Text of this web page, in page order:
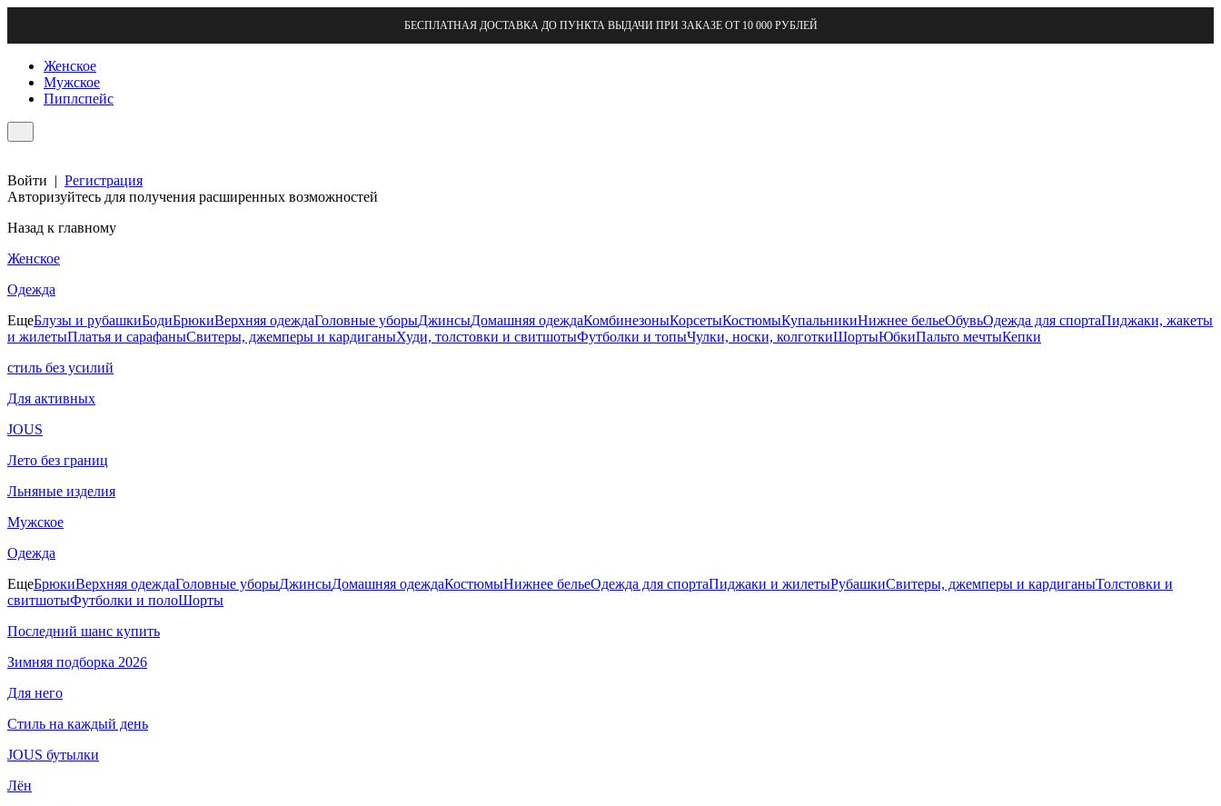
БЕСПЛАТНАЯ ДОСТАВКА ДО ПУНКТА ВЫДАЧИ ПРИ ЗАКАЗЕ ОТ 10 000 РУБЛЕЙ
Женское
Мужское
Пиплспейс
Войти | Регистрация
Авторизуйтесь для получения расширенных возможностей
Назад к главному
Женское
Одежда
ЕщеБлузы и рубашкиБодиБрюкиВерхняя одеждаГоловные уборыДжинсыДомашняя одеждаКомбинезоныКорсетыКостюмыКупальникиНижнее бельеОбувьОдежда для спортаПиджаки, жакеты
и жилетыПлатья и сарафаныСвитеры, джемперы и кардиганыХуди, толстовки и свитшотыФутболки и топыЧулки, носки, колготкиШортыЮбкиПальто мечтыКепки
стиль без усилий
Для активных
JOUS
Лето без границ
Льняные изделия
Мужское
Одежда
ЕщеБрюкиВерхняя одеждаГоловные уборыДжинсыДомашняя одеждаКостюмыНижнее бельеОдежда для спортаПиджаки и жилетыРубашкиСвитеры, джемперы и кардиганыТолстовки и
свитшотыФутболки и полоШорты
Последний шанс купить
Зимняя подборка 2026
Для него
Стиль на каждый день
JOUS бутылки
Лён